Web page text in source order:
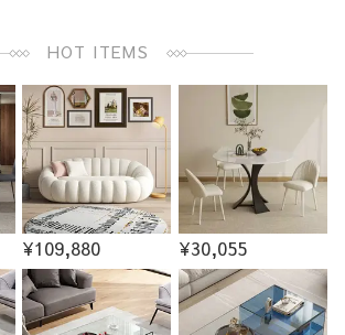
HOT ITEMS
¥109,880 ¥30,055